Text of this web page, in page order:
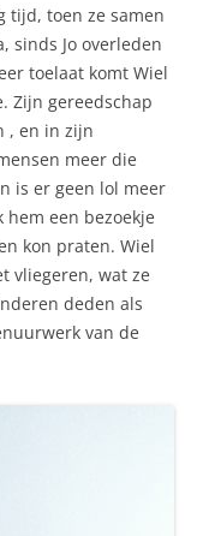
tijd, toen ze samen
sinds Jo overleden
toelaat komt Wiel
Zijn gereedschap
, en in zijn
meer die
is er geen lol meer
hem een bezoekje
kon praten. Wiel
vliegeren, wat ze
deden als
van de